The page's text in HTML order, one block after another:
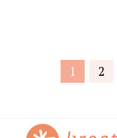
Page
1 Page
2
Footer